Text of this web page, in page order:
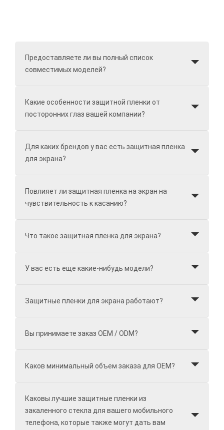
Предоставляете ли вы полный список
совместимых моделей?
Какие особенности защитной пленки от
посторонних глаз вашей компании?
Для каких брендов у вас есть защитная пленка
для экрана?
Повлияет ли защитная пленка на экран на
чувствительность к касанию?
Что такое защитная пленка для экрана?
У вас есть еще какие-нибудь модели?
Защитные пленки для экрана работают?
Вы принимаете заказ OEM / ODM?
Каков минимальный объем заказа для OEM?
Каковы лучшие защитные пленки из
закаленного стекла для вашего мобильного
телефона, которые также могут дать вам